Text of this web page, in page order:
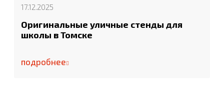
17.12.2025
Оригинальные уличные стенды для
школы в Томске
подробнее